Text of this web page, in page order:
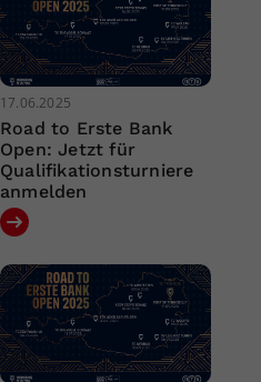
17.06.2025
Road to Erste Bank
Open: Jetzt für
Qualifikationsturniere
anmelden